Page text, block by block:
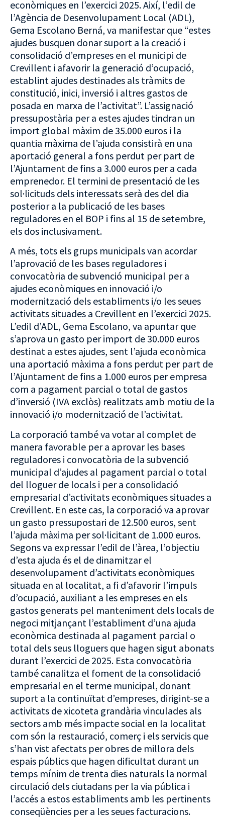
econòmiques en l’exercici 2025. Així, l’edil de
l’Agència de Desenvolupament Local (ADL),
Gema Escolano Berná, va manifestar que “estes
ajudes busquen donar suport a la creació i
consolidació d’empreses en el municipi de
Crevillent i afavorir la generació d’ocupació,
establint ajudes destinades als tràmits de
constitució, inici, inversió i altres gastos de
posada en marxa de l’activitat”. L’assignació
pressupostària per a estes ajudes tindran un
import global màxim de 35.000 euros i la
quantia màxima de l’ajuda consistirà en una
aportació general a fons perdut per part de
l’Ajuntament de fins a 3.000 euros per a cada
emprenedor. El termini de presentació de les
sol·licituds dels interessats serà des del dia
posterior a la publicació de les bases
reguladores en el BOP i fins al 15 de setembre,
els dos inclusivament.
A més, tots els grups municipals van acordar
l’aprovació de les bases reguladores i
convocatòria de subvenció municipal per a
ajudes econòmiques en innovació i/o
modernització dels establiments i/o les seues
activitats situades a Crevillent en l’exercici 2025.
L’edil d’ADL, Gema Escolano, va apuntar que
s’aprova un gasto per import de 30.000 euros
destinat a estes ajudes, sent l’ajuda econòmica
una aportació màxima a fons perdut per part de
l’Ajuntament de fins a 1.000 euros per empresa
com a pagament parcial o total de gastos
d’inversió (IVA exclòs) realitzats amb motiu de la
innovació i/o modernització de l’activitat.
La corporació també va votar al complet de
manera favorable per a aprovar les bases
reguladores i convocatòria de la subvenció
municipal d’ajudes al pagament parcial o total
del lloguer de locals i per a consolidació
empresarial d’activitats econòmiques situades a
Crevillent. En este cas, la corporació va aprovar
un gasto pressupostari de 12.500 euros, sent
l’ajuda màxima per sol·licitant de 1.000 euros.
Segons va expressar l’edil de l’àrea, l’objectiu
d’esta ajuda és el de dinamitzar el
desenvolupament d’activitats econòmiques
situada en al localitat, a fi d’afavorir l’impuls
d’ocupació, auxiliant a les empreses en els
gastos generats pel manteniment dels locals de
negoci mitjançant l’establiment d’una ajuda
econòmica destinada al pagament parcial o
total dels seus lloguers que hagen sigut abonats
durant l’exercici de 2025. Esta convocatòria
també canalitza el foment de la consolidació
empresarial en el terme municipal, donant
suport a la continuïtat d’empreses, dirigint-se a
activitats de xicoteta grandària vinculades als
sectors amb més impacte social en la localitat
com són la restauració, comerç i els servicis que
s’han vist afectats per obres de millora dels
espais públics que hagen dificultat durant un
temps mínim de trenta dies naturals la normal
circulació dels ciutadans per la via pública i
l’accés a estos establiments amb les pertinents
conseqüències per a les seues facturacions.